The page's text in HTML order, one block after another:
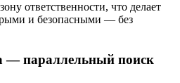
ответственности, что делает
и безопасными — без
— параллельный поиск